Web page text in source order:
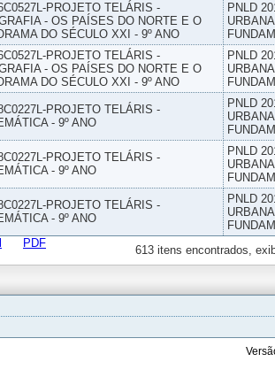
PROJETO TELÁRIS -
- OS PAÍSES DO NORTE E O
DO SÉCULO XXI - 9º ANO
PNLD
PROJETO TELÁRIS -
- OS PAÍSES DO NORTE E O
DO SÉCULO XXI - 9º ANO
PNLD
PROJETO TELÁRIS -
- 9º ANO
PNLD
PROJETO TELÁRIS -
- 9º ANO
PNLD
PROJETO TELÁRIS -
- 9º ANO
PNLD
613 itens encontrados,
PDF